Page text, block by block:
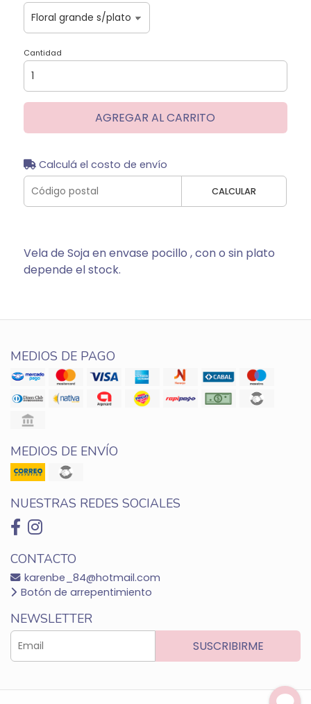
Cantidad
AGREGAR AL CARRITO
Calculá el costo de envío
CALCULAR
Vela de Soja en envase pocillo , con o sin plato
depende el stock.
MEDIOS DE PAGO
MEDIOS DE ENVÍO
NUESTRAS REDES SOCIALES
CONTACTO
karenbe_84@hotmail.com
Botón de arrepentimiento
NEWSLETTER
SUSCRIBIRME